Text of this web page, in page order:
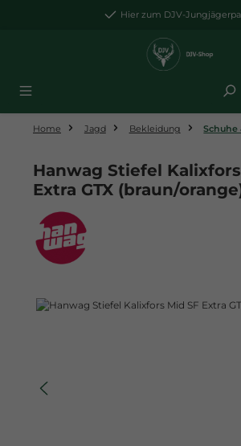
Zum Hauptinhalt springenHier zum DJV-
Home Jagd Bekleidung Schuhe
Hanwag Stiefel
Extra GTX (braun/
Bildergalerie überspringen